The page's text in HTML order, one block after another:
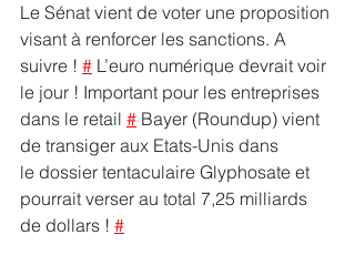
Le Sénat vient de voter une proposition
visant à renforcer les sanctions. A
suivre ! # L’euro numérique devrait voir
le jour ! Important pour les entreprises
dans le retail # Bayer (Roundup) vient
de transiger aux Etats-Unis dans
le dossier tentaculaire Glyphosate et
pourrait verser au total 7,25 milliards
de dollars ! #